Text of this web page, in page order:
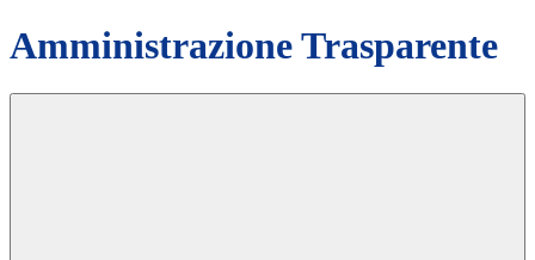
Amministrazione Trasparente